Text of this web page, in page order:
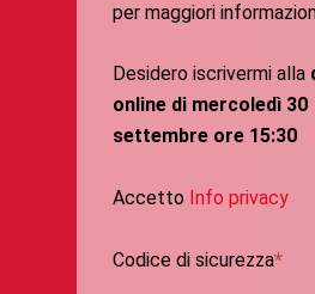
per maggiori
Desidero iscrivermi alla
online di mercoledì 30
settembre ore 15:30
Accetto Info privacy
Codice di sicurezza